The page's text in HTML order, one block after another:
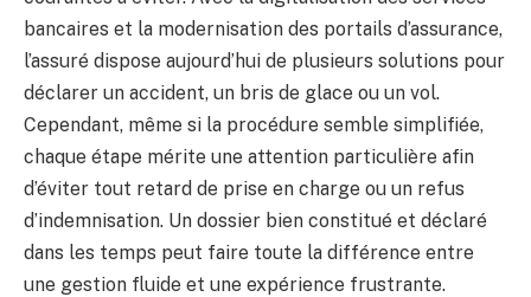
bancaires et la modernisation des portails d’assurance,
l’assuré dispose aujourd’hui de plusieurs solutions pour
déclarer un accident, un bris de glace ou un vol.
Cependant, même si la procédure semble simplifiée,
chaque étape mérite une attention particulière afin
d’éviter tout retard de prise en charge ou un refus
d’indemnisation. Un dossier bien constitué et déclaré
dans les temps peut faire toute la différence entre
une gestion fluide et une expérience frustrante.